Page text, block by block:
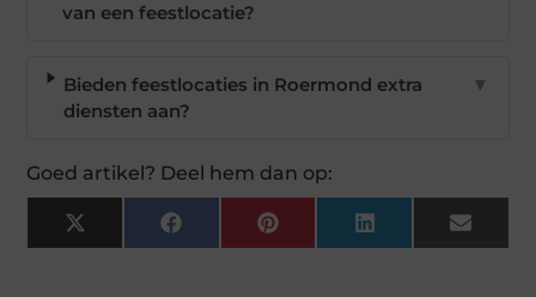
van een feestlocatie?
Bieden feestlocaties in Roermond extra
diensten aan?
▼
Goed artikel? Deel hem dan op:
X
(Twitter)
FacebookPinterest LinkedIn Email